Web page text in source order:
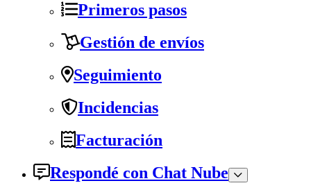
Primeros pasos
Gestión de envíos
Seguimiento
Incidencias
Facturación
Respondé con Chat Nube